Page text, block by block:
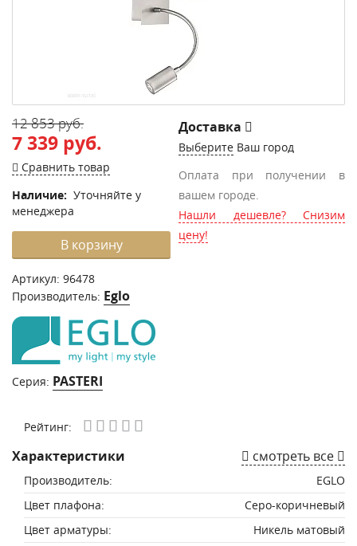
12 853 руб.
7 339 руб.
Сравнить товар
Наличие: Уточняйте у
менеджера
В корзину
Артикул: 96478
Производитель: Eglo
Серия: PASTERI
Доставка
Выберите Ваш город
Оплата при получении в
вашем городе.
Нашли дешевле? Снизим
цену!
Рейтинг:
Характеристики смотреть все
Производитель:
EGLO
Цвет плафона:
Серо-коричневый
Цвет арматуры:
Никель матовый